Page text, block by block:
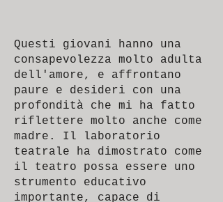
Questi giovani hanno una
consapevolezza molto adulta
dell'amore, e affrontano
paure e desideri con una
profondità che mi ha fatto
riflettere molto anche come
madre. Il laboratorio
teatrale ha dimostrato come
il teatro possa essere uno
strumento educativo
importante, capace di